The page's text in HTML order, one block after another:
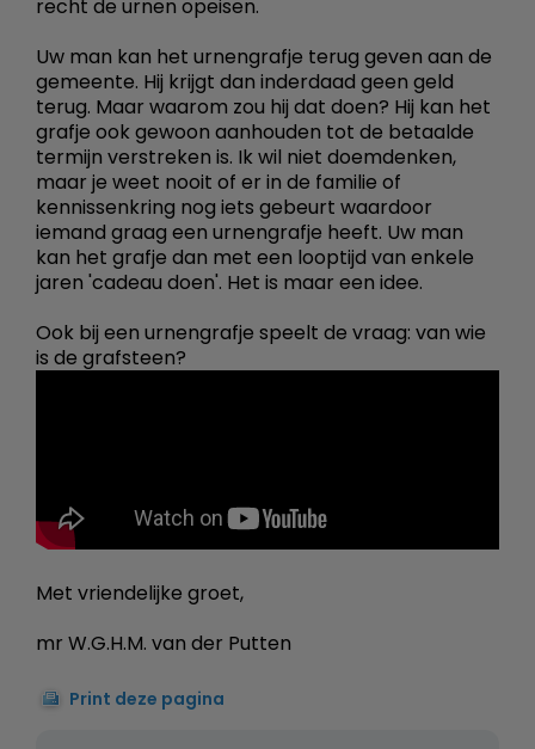
recht de urnen opeisen.
Uw man kan het urnengrafje terug geven aan de
gemeente. Hij krijgt dan inderdaad geen geld
terug. Maar waarom zou hij dat doen? Hij kan het
grafje ook gewoon aanhouden tot de betaalde
termijn verstreken is. Ik wil niet doemdenken,
maar je weet nooit of er in de familie of
kennissenkring nog iets gebeurt waardoor
iemand graag een urnengrafje heeft. Uw man
kan het grafje dan met een looptijd van enkele
jaren 'cadeau doen'. Het is maar een idee.
Ook bij een urnengrafje speelt de vraag: van wie
is de grafsteen?
Met vriendelijke groet,
mr W.G.H.M. van der Putten
Print deze pagina